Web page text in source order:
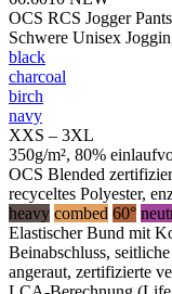
OCS RCS Jogger Pants
Schwere Unisex
black
charcoal
birch
navy
XXS – 3XL
350g/m², 80%
OCS Blended
recyceltes Polyester,
heavy combed 60°
Elastischer Bund mit
Beinabschluss,
angeraut, zertifizierte